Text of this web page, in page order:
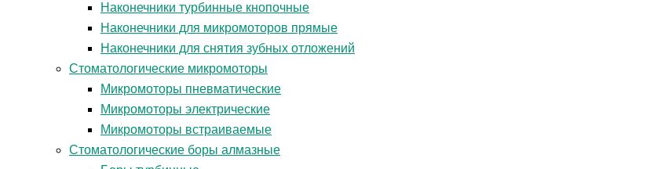
Наконечники турбинные кнопочные
Наконечники для микромоторов прямые
Наконечники для снятия зубных отложений
Стоматологические микромоторы
Микромоторы пневматические
Микромоторы электрические
Микромоторы встраиваемые
Стоматологические боры алмазные